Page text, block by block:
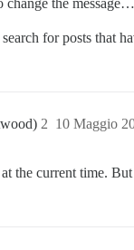
change the
for posts that
10 Maggio
2
at the current time.